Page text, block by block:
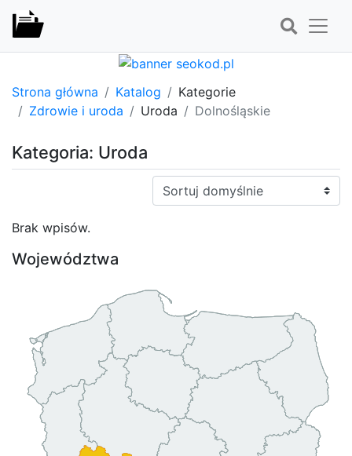
Strona główna Katalog
Kategorie
Zdrowie i uroda
Uroda Dolnośląskie
Kategoria: Uroda
Sortuj:
Brak wpisów.
Województwa